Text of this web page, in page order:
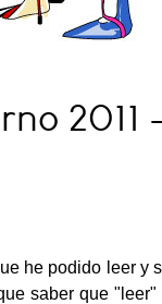
2011
he podido leer y
saber que